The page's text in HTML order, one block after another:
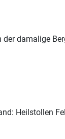
damalige
Heilstollen